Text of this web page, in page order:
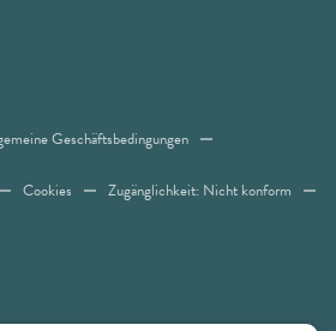
Geschäftsbedingungen
Cookies Zugänglichkeit: Nicht konform